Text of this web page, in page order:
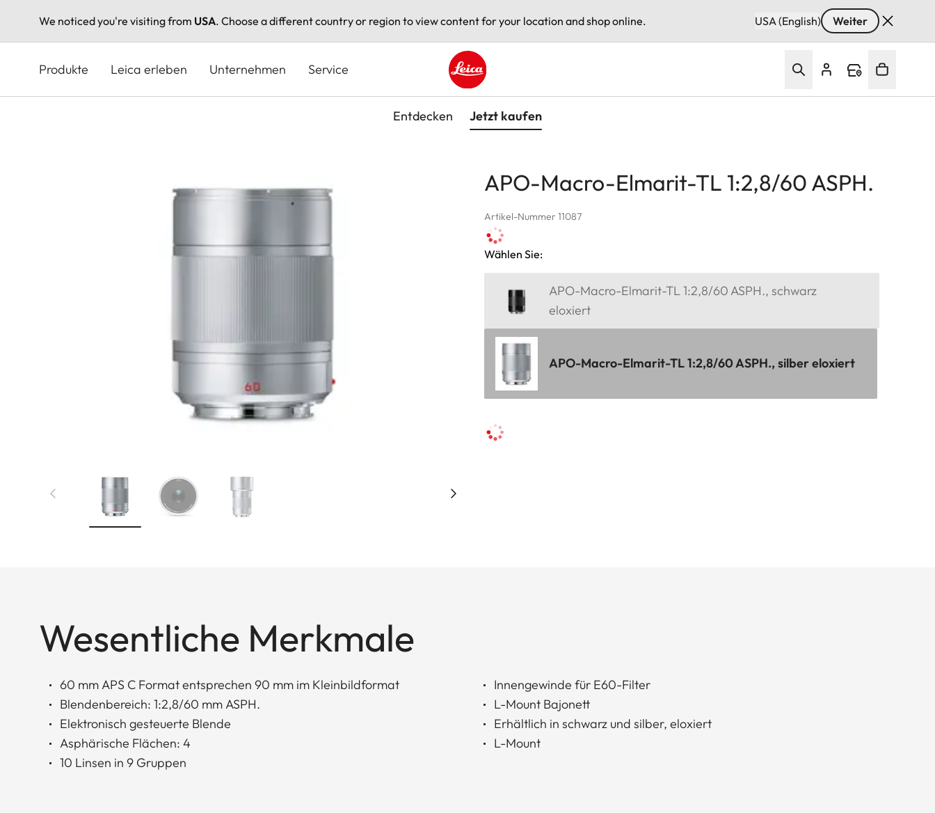
We noticed you're visiting from USA. Choose a different country or region to view content for your location and shop online. USA (English) Weiter
Produkte Leica erleben Unternehmen Service
Leica logo - Home
Entdecken Jetzt kaufen
APO-Macro-Elmarit-TL 1:2,8/60 ASPH.
Artikel-Nummer 11087
Wählen Sie:
APO-Macro-Elmarit-TL 1:2,8/60 ASPH., schwarz
eloxiert
APO-Macro-Elmarit-TL 1:2,8/60 ASPH., silber eloxiert
Wesentliche Merkmale
60 mm APS C Format entsprechen 90 mm im Kleinbildformat
Blendenbereich: 1:2,8/60 mm ASPH.
Elektronisch gesteuerte Blende
Asphärische Flächen: 4
10 Linsen in 9 Gruppen
Innengewinde für E60-Filter
L-Mount Bajonett
Erhältlich in schwarz und silber, eloxiert
L-Mount